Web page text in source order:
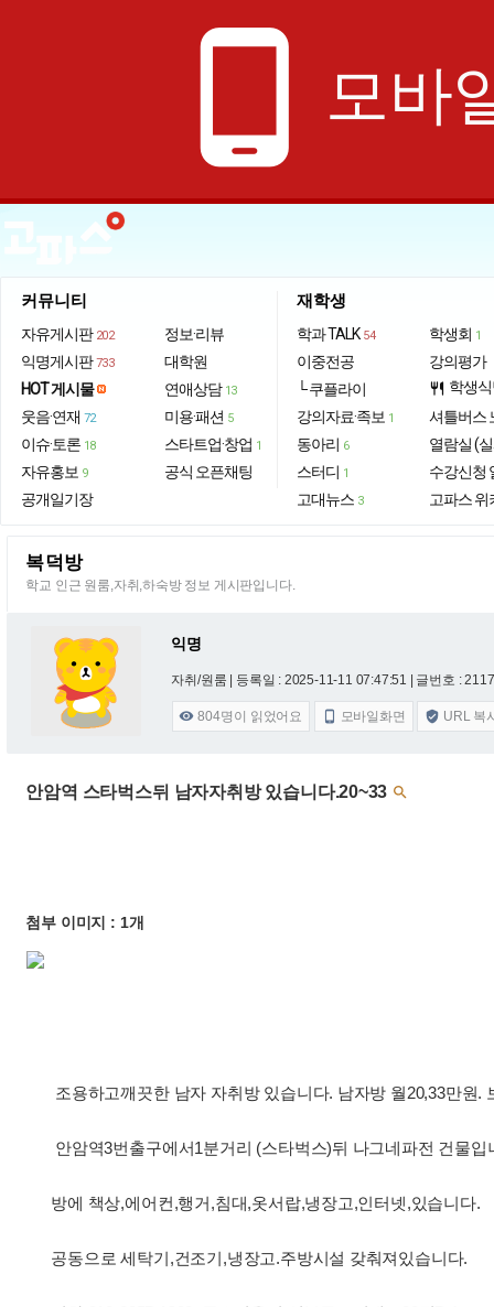
phone_android 모바
커뮤니티
자유게시판 202
익명게시판 733
HOT 게시물
웃음·연재 72
이슈·토론 18
자유홍보 9
공개일기장
정보·리뷰
대학원
연애상담 13
미용·패션 5
스타트업·창업 1
공식 오픈채팅
재학생
학과 TALK 54
이중전공
└ 쿠플라이
강의자료·족보 1
동아리 6
스터디 1
고대뉴스 3
학생회 1
강의평가
restaurant 학생
셔틀버스
열람실 (
수강신청
고파스 위
복덕방
학교 인근 원룸,자취,하숙방 정보 게시판입니다.
익명
자취/원룸 | 등록일 : 2025-11-11 07:47:51 | 글번호 :
 804명이 읽었어요  모바일화면  URL 복
안암역 스타벅스뒤 남자자취방 있습니다.20~33 
첨부 이미지 : 1개
조용하고깨끗한 남자 자취방 있습니다. 남자방 월20,33만원.
안암역3번출구에서1분거리 (스타벅스)뒤 나그네파전 건물입
방에 책상,에어컨,행거,침대,옷서랍,냉장고,인터넷,있습니다.
공동으로 세탁기,건조기,냉장고.주방시설 갖춰져있습니다.